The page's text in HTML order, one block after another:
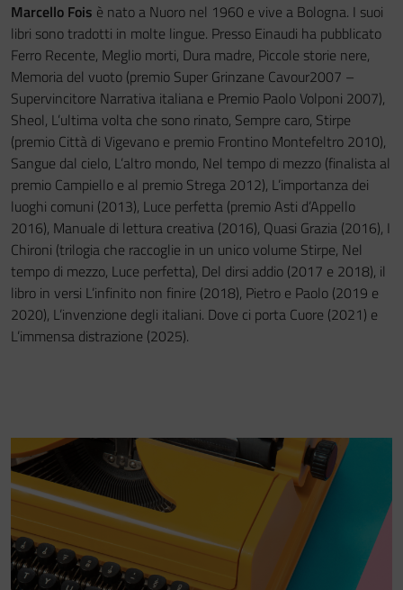
Marcello Fois è nato a Nuoro nel 1960 e vive a Bologna. I suoi
libri sono tradotti in molte lingue. Presso Einaudi ha pubblicato
Ferro Recente, Meglio morti, Dura madre, Piccole storie nere,
Memoria del vuoto (premio Super Grinzane Cavour2007 –
Supervincitore Narrativa italiana e Premio Paolo Volponi 2007),
Sheol, L’ultima volta che sono rinato, Sempre caro, Stirpe
(premio Città di Vigevano e premio Frontino Montefeltro 2010),
Sangue dal cielo, L’altro mondo, Nel tempo di mezzo (finalista al
premio Campiello e al premio Strega 2012), L’importanza dei
luoghi comuni (2013), Luce perfetta (premio Asti d’Appello
2016), Manuale di lettura creativa (2016), Quasi Grazia (2016), I
Chironi (trilogia che raccoglie in un unico volume Stirpe, Nel
tempo di mezzo, Luce perfetta), Del dirsi addio (2017 e 2018), il
libro in versi L’infinito non finire (2018), Pietro e Paolo (2019 e
2020), L’invenzione degli italiani. Dove ci porta Cuore (2021) e
L’immensa distrazione (2025).